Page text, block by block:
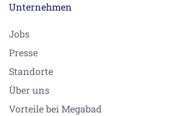
Unternehmen
Jobs
Presse
Standorte
Über uns
Vorteile bei Megabad